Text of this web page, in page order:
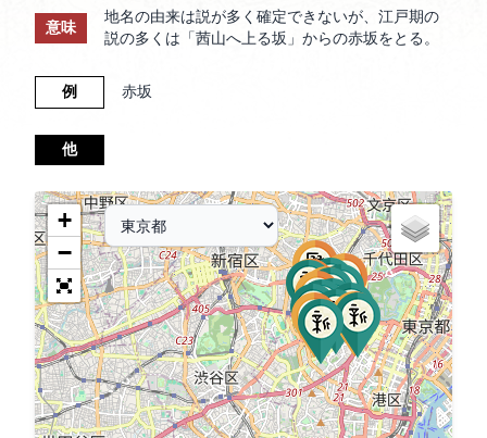
意味
地名の由来は説が多く確定できないが、江戸期の
説の多くは「茜山へ上る坂」からの赤坂をとる。
例 赤坂
他
+
−